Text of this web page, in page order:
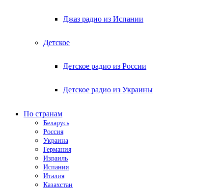
Джаз радио из Испании
Детское
Детское радио из России
Детское радио из Украины
По странам
Беларусь
Россия
Украина
Германия
Израиль
Испания
Италия
Казахстан